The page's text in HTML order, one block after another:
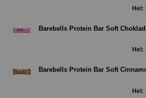
Hel:
Barebells Protein Bar Soft
Hel:
Barebells Protein Bar Soft
Hel: